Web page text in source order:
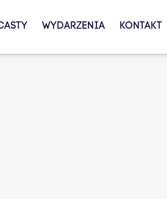
WYDARZENIA KONTAKT